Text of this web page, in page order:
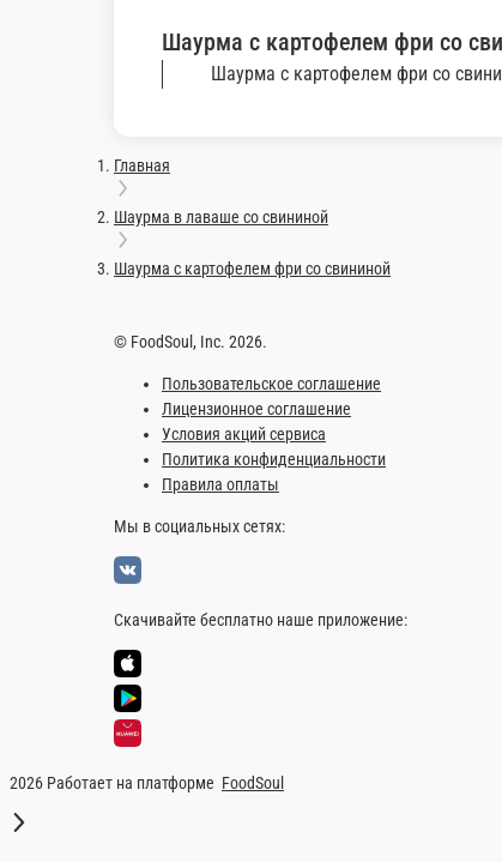
Шаурма с картофелем фри со
Лаваш, шашлык из свинины, помидор
350 г.
Опции
430 ₽